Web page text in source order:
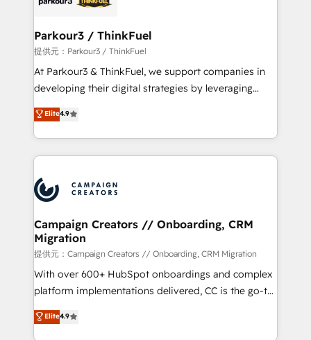
companies scale faster and smarter. 🔹 BOOMS:
Demand generation for all your buyers With BOOMS,
you invest in 100% of your buyers, accelerating your
growth and positioning yourself as an undisputed
transformation process A methodology designed to
implement HubSpot effectively and optimize your
record of business transformation, our growth-first
approach has helped brands dominate their
Parkour3 / ThinkFuel
提供元：Parkour3 / ThinkFuel
At Parkour3 & ThinkFuel, we support companies in
developing their digital strategies by leveraging
technologies and automating their marketing and
sales processes to generate growth. Our offer spans
from Strategy to Operations. We specialize in CRM
onboarding and implementation, web design, sales
extensive experience working with tech companies
and manufacturers since 2002, we are committed to
empowering our clients and developing their
autonomy. Get to grips with HubSpot through
guided implementation and seamless integration of
the CRM platform into your digital ecosystem. Would
you like support in deploying your inbound
to your needs and sales objectives. With 125+
Elite4.9
Campaign Creators // Onboarding, CRM
Migration
提供元：Campaign Creators // Onboarding, CRM Migration
With over 600+ HubSpot onboardings and complex
platform implementations delivered, CC is the go-to
Elite Solutions Partner for businesses ready to
migrate, replatform, and scale smarter. We specialize
Elite4.9